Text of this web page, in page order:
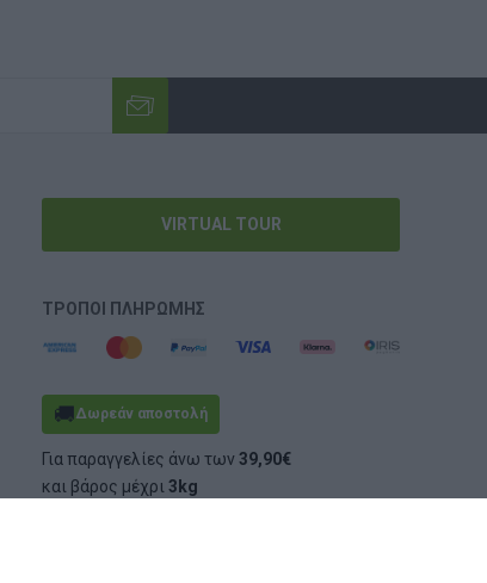
VIRTUAL TOUR
ΤΡΌΠΟΙ ΠΛΗΡΩΜΉΣ
🚚Δωρεάν αποστολή
Για παραγγελίες άνω των39,90€
και βάρος μέχρι3kg